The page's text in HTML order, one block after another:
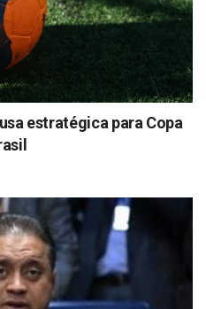
estratégica para Copa